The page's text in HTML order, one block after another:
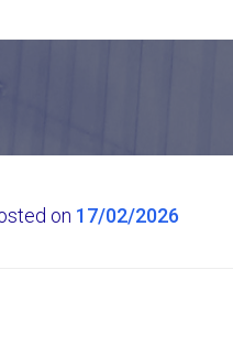
on 17/02/2026